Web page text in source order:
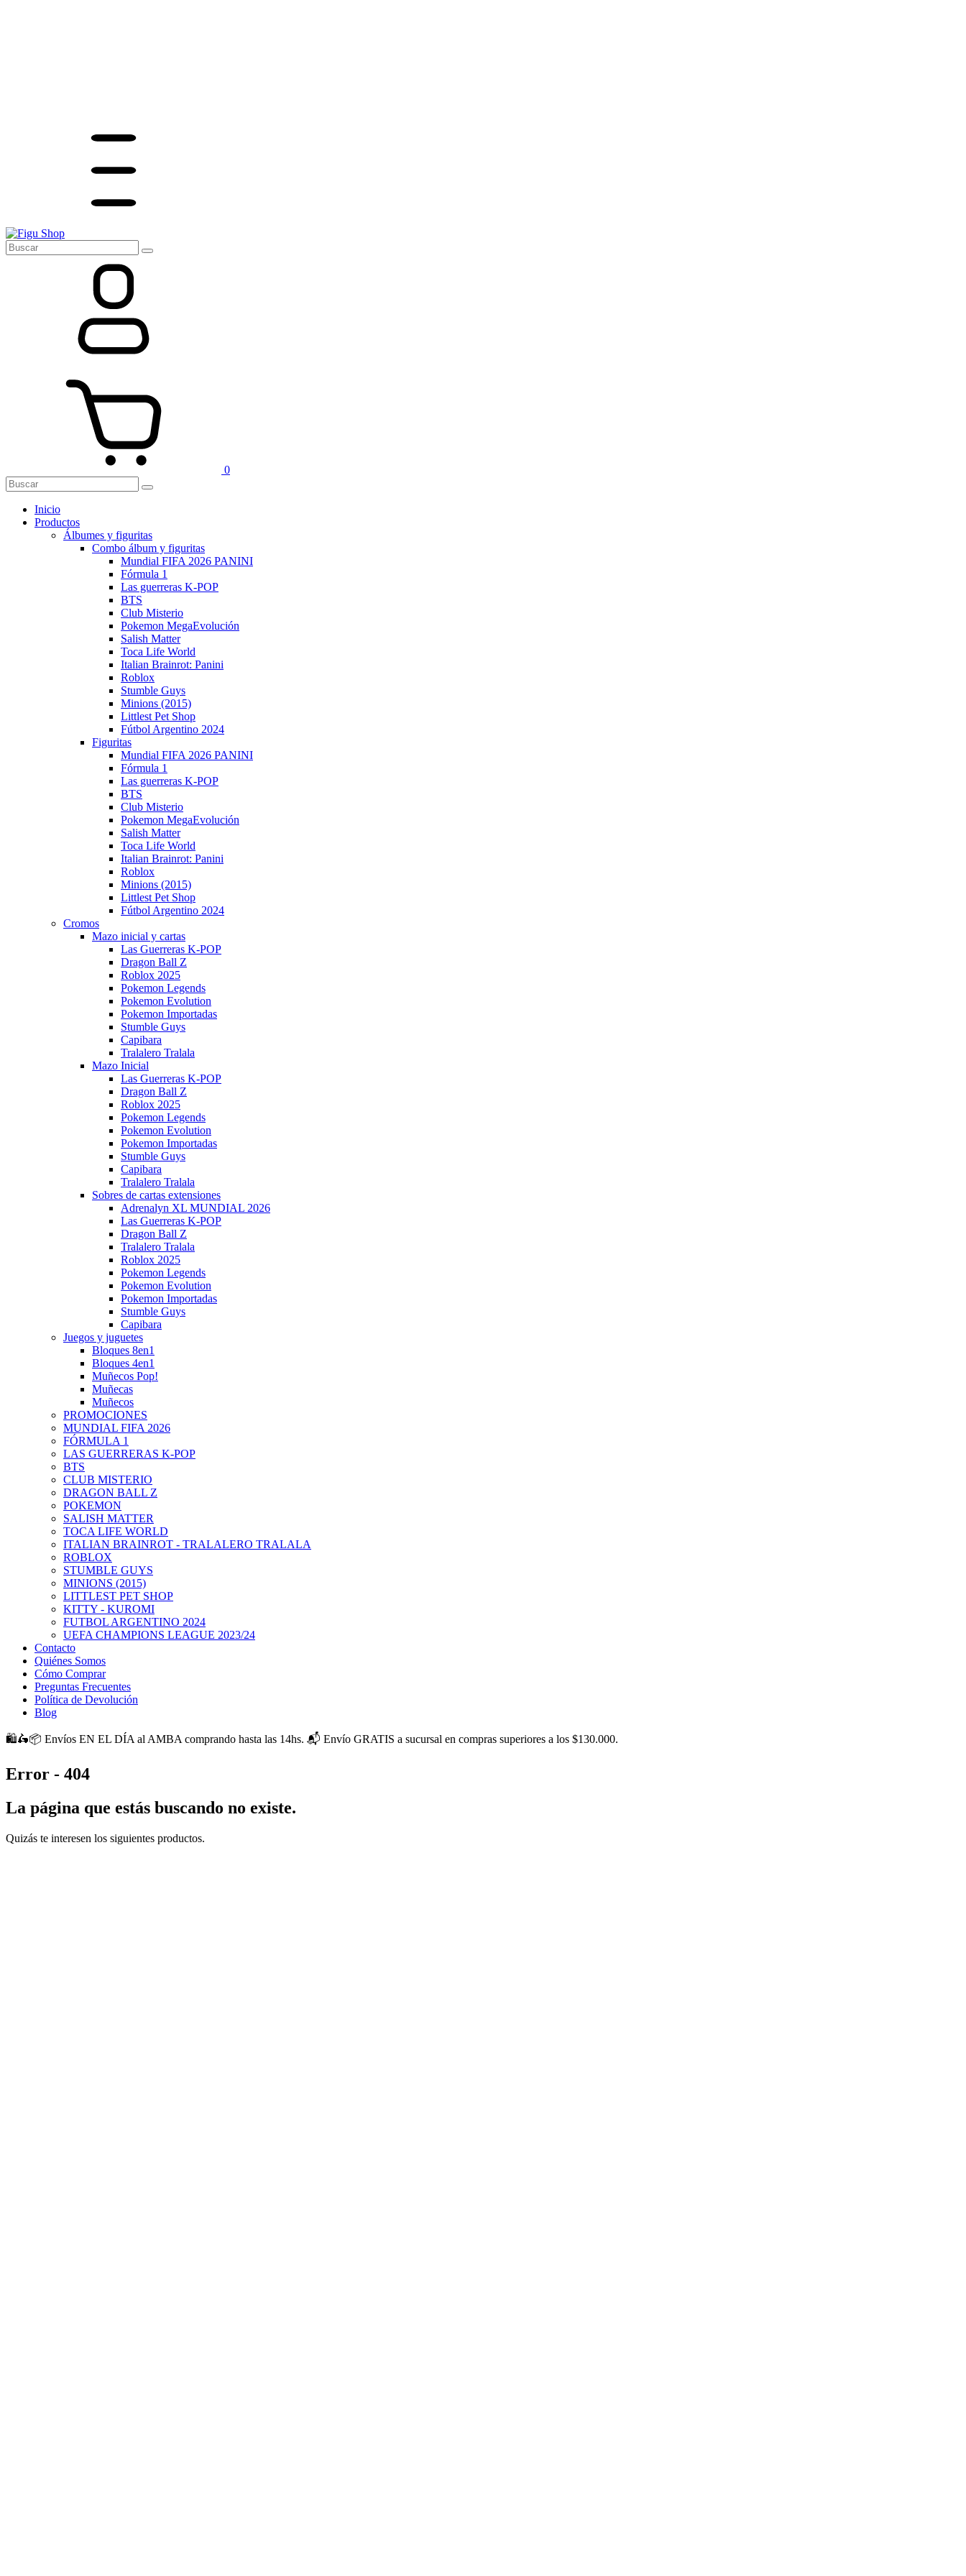
0
Inicio
Productos
Álbumes y figuritas
Combo álbum y figuritas
Mundial FIFA 2026 PANINI
Fórmula 1
Las guerreras K-POP
BTS
Club Misterio
Pokemon MegaEvolución
Salish Matter
Toca Life World
Italian Brainrot: Panini
Roblox
Stumble Guys
Minions (2015)
Littlest Pet Shop
Fútbol Argentino 2024
Figuritas
Mundial FIFA 2026 PANINI
Fórmula 1
Las guerreras K-POP
BTS
Club Misterio
Pokemon MegaEvolución
Salish Matter
Toca Life World
Italian Brainrot: Panini
Roblox
Minions (2015)
Littlest Pet Shop
Fútbol Argentino 2024
Cromos
Mazo inicial y cartas
Las Guerreras K-POP
Dragon Ball Z
Roblox 2025
Pokemon Legends
Pokemon Evolution
Pokemon Importadas
Stumble Guys
Capibara
Tralalero Tralala
Mazo Inicial
Las Guerreras K-POP
Dragon Ball Z
Roblox 2025
Pokemon Legends
Pokemon Evolution
Pokemon Importadas
Stumble Guys
Capibara
Tralalero Tralala
Sobres de cartas extensiones
Adrenalyn XL MUNDIAL 2026
Las Guerreras K-POP
Dragon Ball Z
Tralalero Tralala
Roblox 2025
Pokemon Legends
Pokemon Evolution
Pokemon Importadas
Stumble Guys
Capibara
Juegos y juguetes
Bloques 8en1
Bloques 4en1
Muñecos Pop!
Muñecas
Muñecos
PROMOCIONES
MUNDIAL FIFA 2026
FÓRMULA 1
LAS GUERRERAS K-POP
BTS
CLUB MISTERIO
DRAGON BALL Z
POKEMON
SALISH MATTER
TOCA LIFE WORLD
ITALIAN BRAINROT - TRALALERO TRALALA
ROBLOX
STUMBLE GUYS
MINIONS (2015)
LITTLEST PET SHOP
KITTY - KUROMI
FUTBOL ARGENTINO 2024
UEFA CHAMPIONS LEAGUE 2023/24
Contacto
Quiénes Somos
Cómo Comprar
Preguntas Frecuentes
Política de Devolución
Blog
🛍️🛵📦 Envíos EN EL DÍA al AMBA comprando hasta las 14hs. 📬 Envío GRATIS a sucursal en compras superiores a los $130.000.
Error - 404
La página que estás buscando no existe.
Quizás te interesen los siguientes productos.